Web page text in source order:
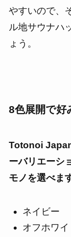
やすいので、
ル地サウナハ
ょう。
8色展開で好
Totonoi
ーバリエーシ
モノを選べま
ネイビー
オフホワイ